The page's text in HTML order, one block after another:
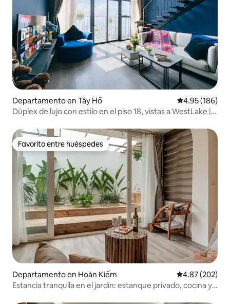
Departamento en Tây Hồ Calificación
4.95 (186)
Dúplex de lujo con estilo en el piso 18, vistas a WestLake |
Favorito entre huéspedes
Favorito entre huéspedes
Departamento en Hoàn Kiếm Calificación
4.87 (202)
Estancia tranquila en el jardín: estanque privado, cocina y